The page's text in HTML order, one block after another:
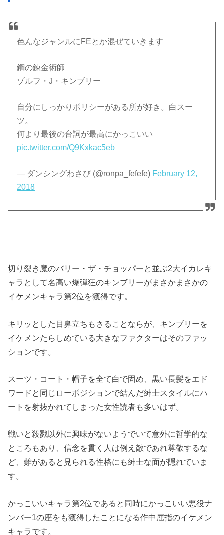
色んなジャンルにFEとか混ぜていきます
鋼の錬金術師
ゾルフ・J・キンブリー
自分にしっかりポリシーがある所が好き。白スー
ツ。
何より最後の台詞が最高にかっこいい
pic.twitter.com/Q9Kxkac5eb
— ダンシングわさび (@ronpa_fefefe) February 12,
2018
切り裂き魔のバリー・ザ・チョッパーと並ぶ2大イカレキ
ャラとして名高い爆弾狂のキンブリーがまさかまさかの
イケメンキャラ第2位を獲得です。
キリッとした目鼻立ちもさることならが、キンブリーを
イケメンたらしめている大きなファクターはそのファッ
ションです。
スーツ・コート・帽子を全て白で固め、黒い長髪をエド
ワードと同じローポジションで結んだ紳士スタイルにハ
ートを射抜かれてしまった女性読者も多いはず。
戦いと殺戮以外に興味がないようでいて意外に哲学的な
ところもあり、信念を貫く人は例え敵であれ尊敬するな
ど、難があると見られる性格にも紳士な面が隠れていま
す。
かっこいいキャラ第2位であると同時にかっこいい悪役ナ
ンバー1の座をも獲得したことになる作中屈指のイケメン
キャラです。